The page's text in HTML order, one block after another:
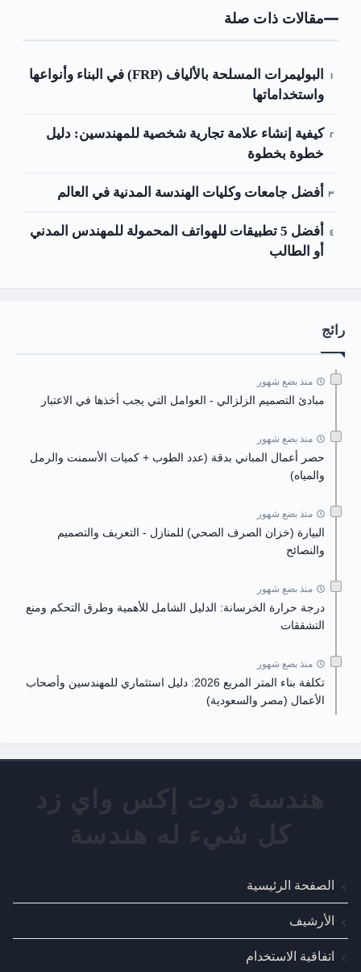
مقالات ذات صلة
البوليمرات المسلحة بالألياف (FRP) في البناء وأنواعها
واستخداماتها
كيفية إنشاء علامة تجارية شخصية للمهندسين: دليل
خطوة بخطوة
أفضل جامعات وكليات الهندسة المدنية في العالم
أفضل 5 تطبيقات للهواتف المحمولة للمهندس المدني
أو الطالب
رائج
منذ بضع شهور
مبادئ التصميم الزلزالي - العوامل التي يجب أخذها في الاعتبار
منذ بضع شهور
حصر أعمال المباني بدقة (عدد الطوب + كميات الأسمنت والرمل
والمياه)
منذ بضع شهور
البيارة (خزان الصرف الصحي) للمنازل - التعريف والتصميم
والنصائح
منذ بضع شهور
درجة حرارة الخرسانة: الدليل الشامل للأهمية وطرق التحكم ومنع
التشققات
منذ بضع شهور
تكلفة بناء المتر المربع 2026: دليل استثماري للمهندسين وأصحاب
الأعمال (مصر والسعودية)
الصفحة الرئيسية
الأرشيف
اتفاقية الاستخدام